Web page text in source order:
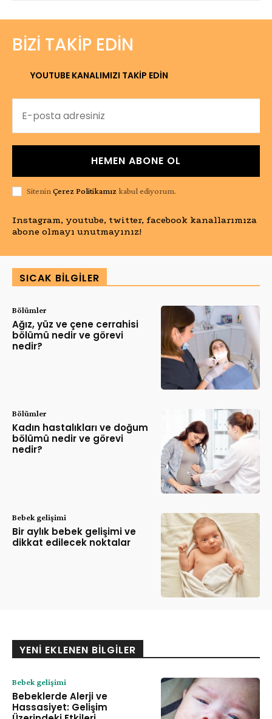
BIZI TAKIP EDIN
YOUTUBE KANALIMIZI TAKİP EDİN
HEMEN ABONE OL
Sitenin Çerez Politikamızkabul ediyorum.
Instagram, youtube, twitter, facebook kanallarımıza
abone olmayı unutmayınız!
SICAK BILGILER
Bölümler
Ağız, yüz ve çene cerrahisi
bölümü nedir ve görevi
nedir?
Bölümler
Kadın hastalıkları ve doğum
bölümü nedir ve görevi
nedir?
Bebek gelişimi
Bir aylık bebek gelişimi ve
dikkat edilecek noktalar
YENI EKLENEN BILGILER
Bebek gelişimi
Bebeklerde Alerji ve
Hassasiyet: Gelişim